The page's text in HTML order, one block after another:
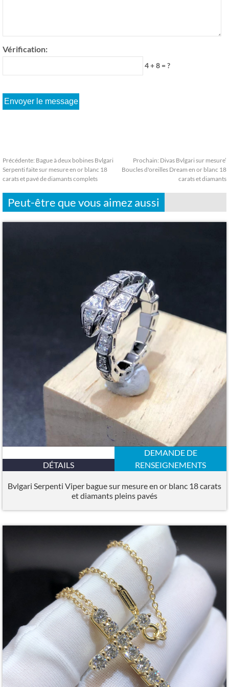
Vérification:
4 + 8 = ?
Précédente: Bague à deux bobines Bvlgari
Serpenti faite sur mesure en or blanc 18
carats et pavé de diamants complets
Prochain: Divas Bvlgari sur mesure’
Boucles d'oreilles Dream en or blanc 18
carats et diamants
Peut-être que vous aimez aussi
DÉTAILS
DEMANDE DE
RENSEIGNEMENTS
Bvlgari Serpenti Viper bague sur mesure en or blanc 18 carats
et diamants pleins pavés